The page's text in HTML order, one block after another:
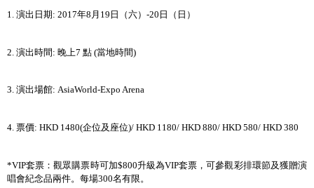
1. 演出日期: 2017年8 月 19 日（六） -20 日（日）
2. 演出時間: 晚 上7 點 (當地時間)
3. 演出場館: AsiaWorld-Expo Arena
4. 票價: HKD 1480(企位及座位)/ HKD 1180/ HKD 880/ HKD 580/ HKD 380
*VIP套票：觀眾購票時可加$800升級為VIP套票，可參觀彩排環節及獲贈演
唱會紀念品兩件。每場300名有限。